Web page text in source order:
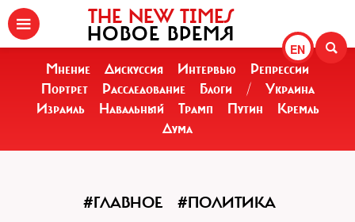
EN
THE NEW TIMES
НОВОЕ ВРЕМЯ
Мнение Дискуссия Интервью
Репрессии
Портрет
Расследование Блоги /
Украина
Израиль
Навальный Трамп Путин
Кремль
Дума
#ГЛАВНОЕ #ПОЛИТИКА